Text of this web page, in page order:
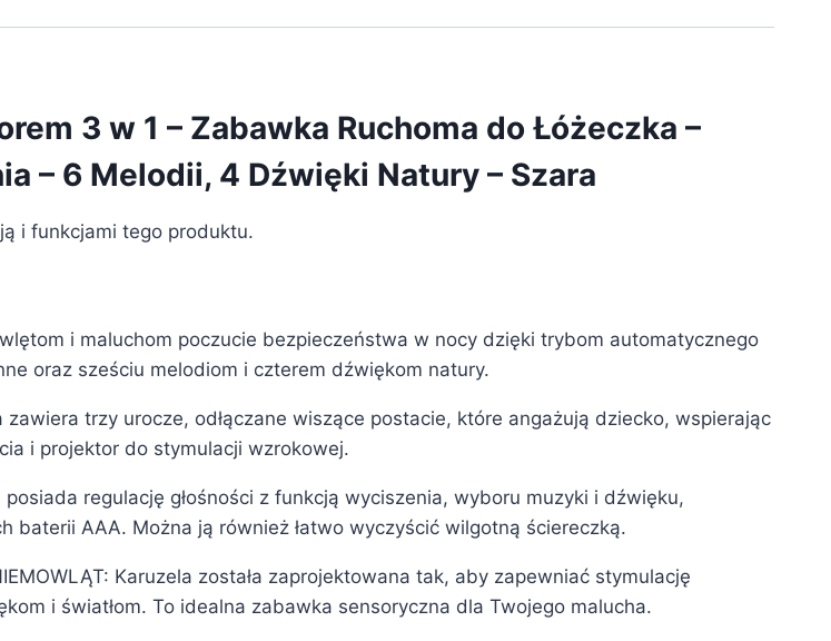
3 w 1 – Zabawka Ruchoma do Łóżeczka –
– 6 Melodii, 4 Dźwięki Natury – Szara
i funkcjami tego produktu.
i maluchom poczucie bezpieczeństwa w nocy dzięki trybom automatycznego
oraz sześciu melodiom i czterem dźwiękom natury.
zawiera trzy urocze, odłączane wiszące postacie, które angażują dziecko, wspierając
i projektor do stymulacji wzrokowej.
posiada regulację głośności z funkcją wyciszenia, wyboru muzyki i dźwięku,
AAA. Można ją również łatwo wyczyścić wilgotną ściereczką.
Karuzela została zaprojektowana tak, aby zapewniać stymulację
i światłom. To idealna zabawka sensoryczna dla Twojego malucha.